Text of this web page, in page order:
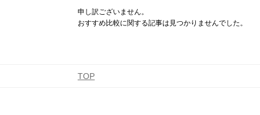
申し訳ございません。
おすすめ比較に関する記事は見つかりませんでした。
TOP